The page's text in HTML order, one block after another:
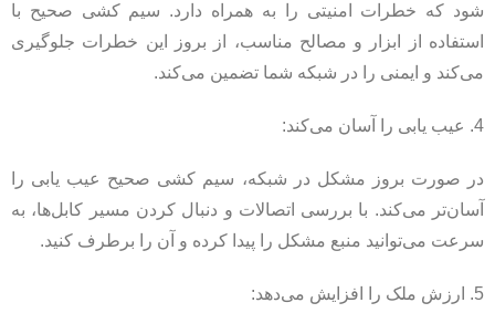
شود که خطرات امنیتی را به همراه دارد. سیم کشی صحیح با
استفاده از ابزار و مصالح مناسب، از بروز این خطرات جلوگیری
می‌کند و ایمنی را در شبکه شما تضمین می‌کند.
4. عیب یابی را آسان می‌کند:
در صورت بروز مشکل در شبکه، سیم کشی صحیح عیب یابی را
آسان‌تر می‌کند. با بررسی اتصالات و دنبال کردن مسیر کابل‌ها، به
سرعت می‌توانید منبع مشکل را پیدا کرده و آن را برطرف کنید.
5. ارزش ملک را افزایش می‌دهد: